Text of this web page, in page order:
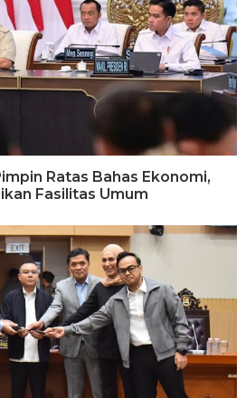
Ratas Bahas Ekonomi,
Fasilitas Umum